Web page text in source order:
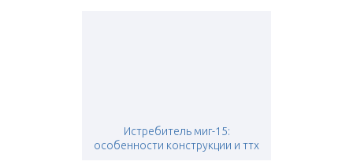
Истребитель миг-15:
особенности конструкции и ттх